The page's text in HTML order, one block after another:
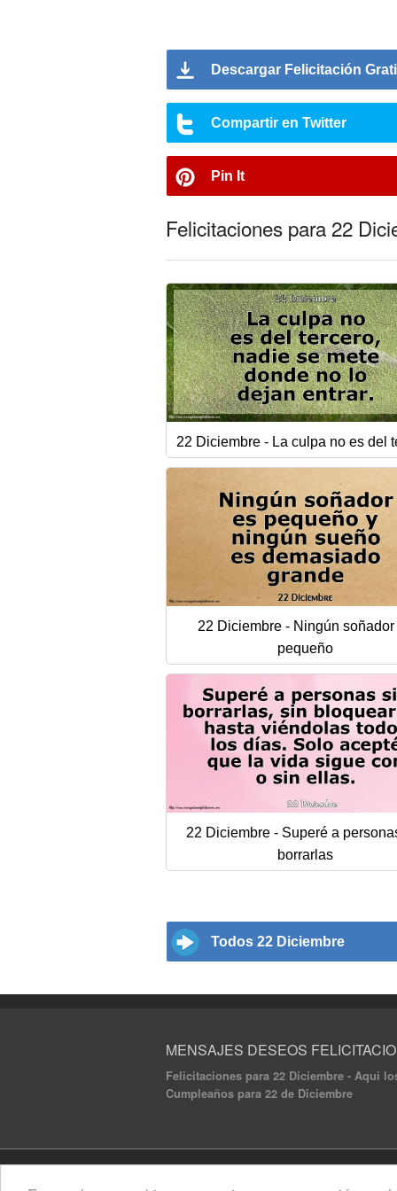
Descargar Felicitación
Compartir en Twitter
Pin It
Felicitaciones para 22
22 Diciembre - La culpa no es del
22 Diciembre - Ningún soñador
pequeño
22 Diciembre - Superé a
borrarlas
Todos 22 Diciembre
MENSAJES DESEOS
Felicitaciones para 22 Diciembre - Aqui
Cumpleaños para 22 de Diciembre